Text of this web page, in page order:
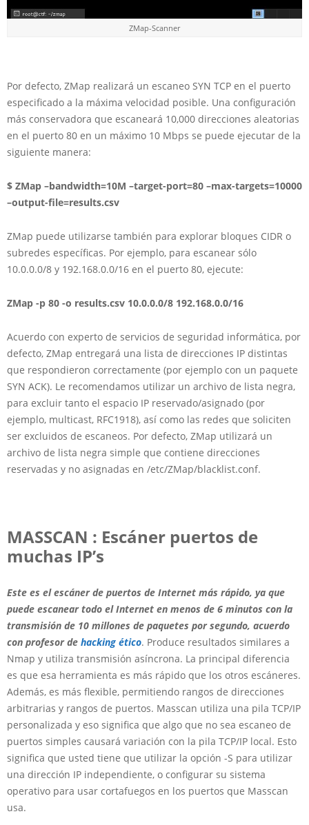
ZMap-Scanner
Por defecto, ZMap realizará un escaneo SYN TCP en el puerto
especificado a la máxima velocidad posible. Una configuración
más conservadora que escaneará 10,000 direcciones aleatorias
en el puerto 80 en un máximo 10 Mbps se puede ejecutar de la
siguiente manera:
$ ZMap –bandwidth=10M –target-port=80 –max-targets=10000
–output-file=results.csv
ZMap puede utilizarse también para explorar bloques CIDR o
subredes específicas. Por ejemplo, para escanear sólo
10.0.0.0/8 y 192.168.0.0/16 en el puerto 80, ejecute:
ZMap -p 80 -o results.csv 10.0.0.0/8 192.168.0.0/16
Acuerdo con experto de servicios de seguridad informática, por
defecto, ZMap entregará una lista de direcciones IP distintas
que respondieron correctamente (por ejemplo con un paquete
SYN ACK). Le recomendamos utilizar un archivo de lista negra,
para excluir tanto el espacio IP reservado/asignado (por
ejemplo, multicast, RFC1918), así como las redes que soliciten
ser excluidos de escaneos. Por defecto, ZMap utilizará un
archivo de lista negra simple que contiene direcciones
reservadas y no asignadas en /etc/ZMap/blacklist.conf.
MASSCAN : Escáner puertos de
muchas IP’s
Este es el escáner de puertos de Internet más rápido, ya que
puede escanear todo el Internet en menos de 6 minutos con la
transmisión de 10 millones de paquetes por segundo, acuerdo
con profesor de hacking ético. Produce resultados similares a
Nmap y utiliza transmisión asíncrona. La principal diferencia
es que esa herramienta es más rápido que los otros escáneres.
Además, es más flexible, permitiendo rangos de direcciones
arbitrarias y rangos de puertos. Masscan utiliza una pila TCP/IP
personalizada y eso significa que algo que no sea escaneo de
puertos simples causará variación con la pila TCP/IP local. Esto
significa que usted tiene que utilizar la opción -S para utilizar
una dirección IP independiente, o configurar su sistema
operativo para usar cortafuegos en los puertos que Masscan
usa.